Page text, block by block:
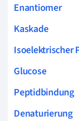
Enantiomer
Kaskade
Isoelektrischer
Glucose
Peptidbindung
Denaturierung